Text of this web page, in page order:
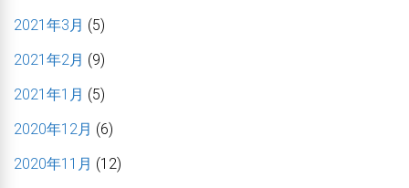
2021年3月 (5)
2021年2月 (9)
2021年1月 (5)
2020年12月 (6)
2020年11月 (12)